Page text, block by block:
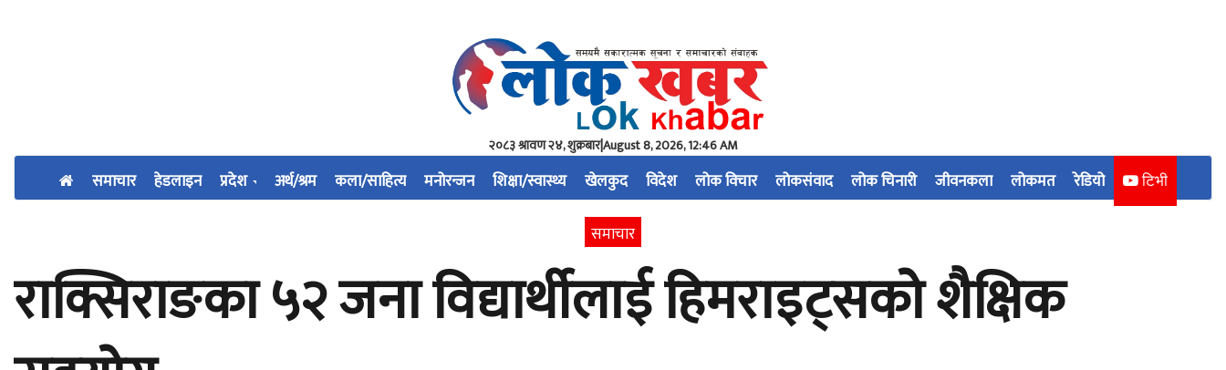
२०८३ श्रावण २४, शुक्रबार|August 8, 2026, 12:46 AM
समाचार हेडलाइन प्रदेश अर्थ/श्रम कला/साहित्य मनोरन्जन शिक्षा/स्वास्थ्य खेलकुद विदेश लोक विचार लोकसंवाद लोक चिनारी जीवनकला लोकमत रेडियो टिभी
समाचार
राक्सिराङका ५२ जना विद्यार्थीलाई हिमराइट्सको शैक्षिक